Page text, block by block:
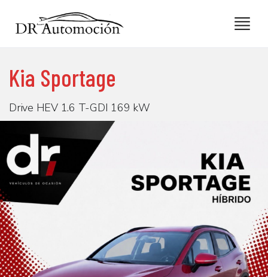
Kia Sportage
Drive HEV 1.6 T-GDI 169 kW